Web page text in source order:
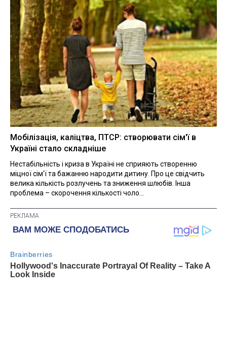
Мобілізація, каліцтва, ПТСР: створювати сім'ї в
Україні стало складніше
Нестабільність і криза в Україні не сприяють створенню
міцної сім'ї та бажанню народити дитину. Про це свідчить
велика кількість розлучень та зниження шлюбів. Інша
проблема – скорочення кількості чоло...